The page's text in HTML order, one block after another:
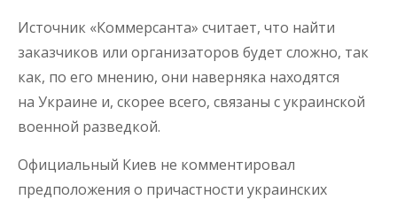
Источник «Коммерсанта» считает, что найти
заказчиков или организаторов будет сложно, так
как, по его мнению, они наверняка находятся
на Украине и, скорее всего, связаны с украинской
военной разведкой.
Официальный Киев не комментировал
предположения о причастности украинских